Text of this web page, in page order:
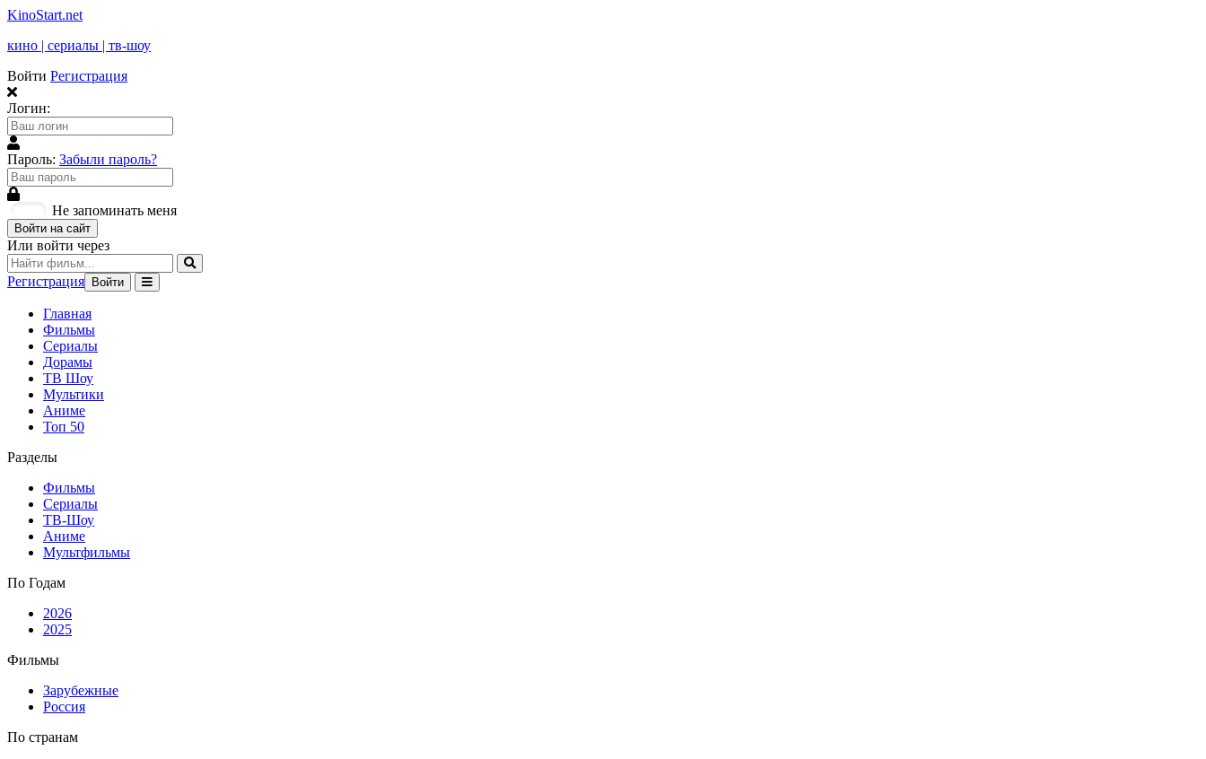
KinoStart.net
кино | сериалы | тв-шоу
Войти Регистрация
Логин:
Пароль: Забыли пароль?
Не запоминать меня
Войти на сайт
Или войти через
Регистрация Войти
Главная
Фильмы
Сериалы
Дорамы
ТВ Шоу
Мультики
Аниме
Топ 50
Разделы
Фильмы
Сериалы
ТВ-Шоу
Аниме
Мультфильмы
По Годам
2026
2025
Фильмы
Зарубежные
Россия
По странам